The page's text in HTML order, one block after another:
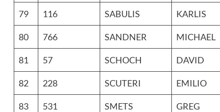
79 116 SABULIS KARLIS
80 766 SANDNER MICHAEL
81 57 SCHOCH DAVID
82 228 SCUTERI EMILIO
83 531 SMETS GREG